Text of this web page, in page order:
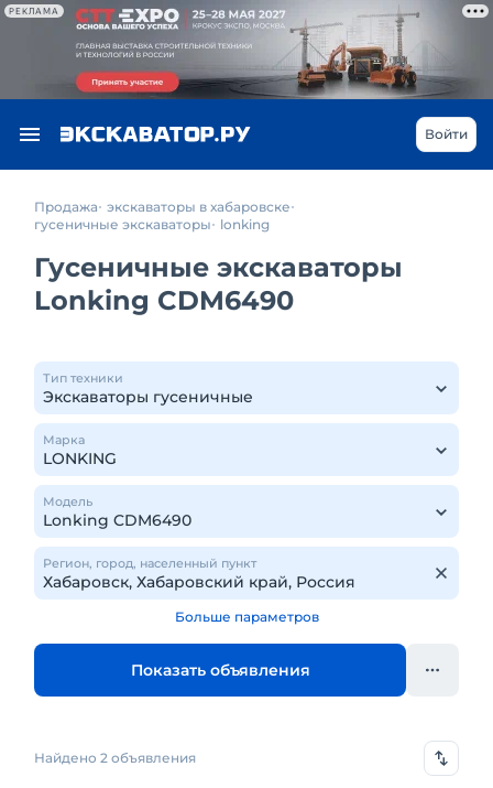
РЕКЛАМА
Войти
Продажа экскаваторы в хабаровске
гусеничные экскаваторы
lonking
Гусеничные экскаваторы
Lonking CDM6490
Тип техники
Марка
Модель
Регион, город, населенный пункт
Больше параметров
Показать объявления
Найдено 2 объявления